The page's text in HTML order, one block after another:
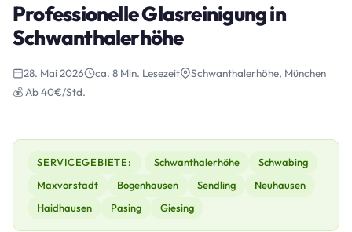
Professionelle Glasreinigung in
Schwanthalerhöhe
28. Mai 2026 ca. 8 Min. Lesezeit
Schwanthalerhöhe, München
💰 Ab 40€/Std.
SERVICEGEBIETE: Schwanthalerhöhe
Schwabing
Maxvorstadt
Bogenhausen Sendling
Neuhausen
Haidhausen
Pasing Giesing